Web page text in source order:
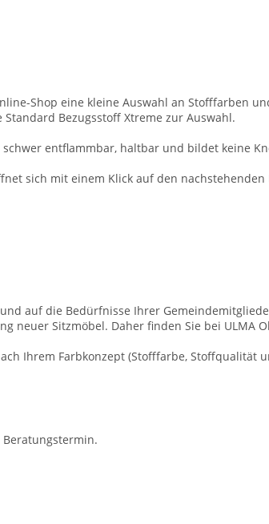
Shop eine kleine Auswahl an Stofffarben
Bezugsstoff Xtreme zur Auswahl.
entflammbar, haltbar und bildet keine
sich mit einem Klick auf den nachstehenden
auf die Bedürfnisse Ihrer
neuer Sitzmöbel. Daher finden Sie bei ULMA
Ihrem Farbkonzept (Stofffarbe, Stoffqualität